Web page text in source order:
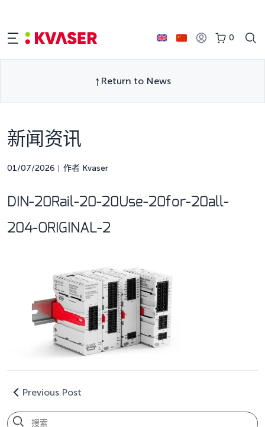
0
Return to News
新闻资讯
01/07/2026 作者 Kvaser
DIN-20Rail-20-20Use-20for-20all-
204-ORIGINAL-2
Previous Post